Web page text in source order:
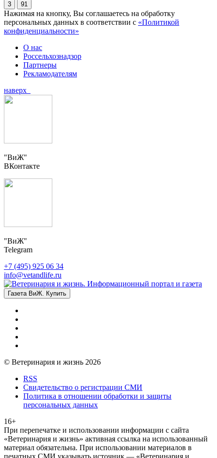
3 91
Нажимая на кнопку, Вы соглашаетесь на обработку
персональных данных в соответствии с «Политикой
конфиденциальности»
О нас
Россельхознадзор
Партнеры
Рекламодателям
наверх
"ВиЖ"
ВКонтакте
"ВиЖ"
Telegram
+7 (495) 925 06 34
info@vetandlife.ru
Газета ВиЖ. Купить
© Ветеринария и жизнь 2026
RSS
Свидетельство о регистрации СМИ
Политика в отношении обработки и защиты
персональных данных
16+
При перепечатке и использовании информации с сайта
«Ветеринария и жизнь» активная ссылка на использованный
материал обязательна. При использовании материалов в